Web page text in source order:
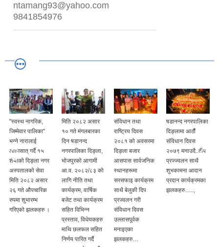
ntamang93@yahoo.com
9841854976
मिति २०८२ असार
१० गते मंगलबारका
दिन षडानन्द
नगरपालिका दिङ्ला,
भोजपुरको आगामी
आ.व. २०८२/८३ को
लागि नीति तथा
कार्यक्रम, वार्षिक
बजेट तथा कार्यक्रम
सहित विभिन्न
संविधान तथा
राष्ट्रिय दिवस
२०८१ को अवसरमा
दिङ्ला बजार
आसपास सार्वजनिक
स्थानहरूमा
सरसफाइ कार्यक्रम
साथै बेलुकी दिप
प्रज्वलन गरी
संविधान दिवस
उल्लासपूर्वक
मनाइएका
झलकहरु…
षडानन्द नगरपालिका
दिङ्लामा आठौैं
संविधान दिवस
२०७९ मनाउदै..दीप
प्रज्ज्वलन साथै
शुभकामना आदान
प्रदान कार्यक्रमका
झलकहरु......,
समस्त षडानन्द
नगरबासी आमा, बुवा,
दाजुभाई,
दिदीबहिनीहरु साथै
देश विदेशमा रहनु हुने
सम्पूर्ण नेपालीहरुमा,
संविधान दिवस तथा
राष्ट्रिय